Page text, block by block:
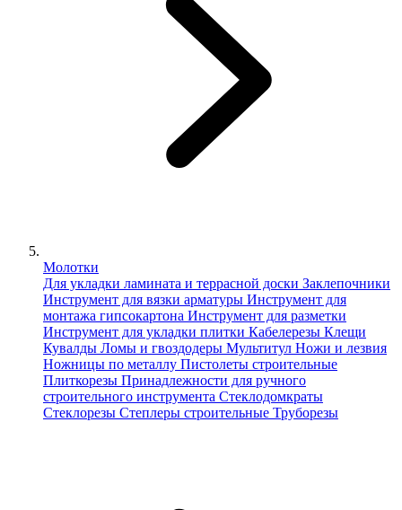
Молотки
Для укладки ламината и террасной доски Заклепочники
Инструмент для вязки арматуры Инструмент для
монтажа гипсокартона Инструмент для разметки
Инструмент для укладки плитки Кабелерезы Клещи
Кувалды Ломы и гвоздодеры Мультитул Ножи и лезвия
Ножницы по металлу Пистолеты строительные
Плиткорезы Принадлежности для ручного
строительного инструмента Стеклодомкраты
Стеклорезы Степлеры строительные Труборезы